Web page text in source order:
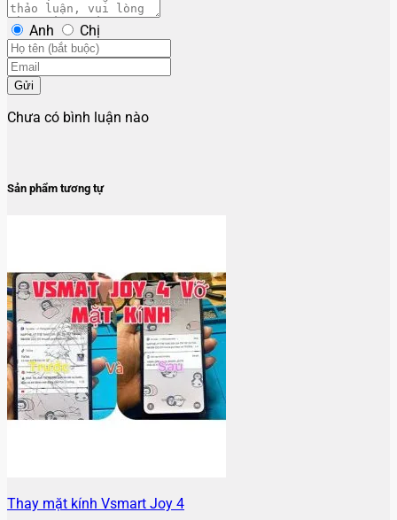
Anh Chị
Gửi
Chưa có bình luận nào
Sản phẩm tương tự
Thay mặt kính Vsmart Joy 4